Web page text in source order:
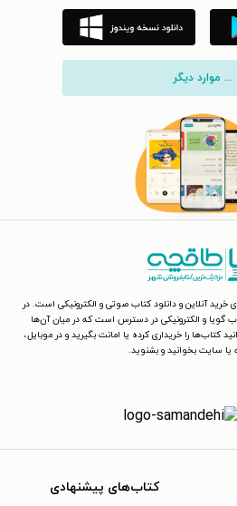
... موارد دیگر
خرید آنلاین و دانلود کتاب صوتی و الکترونیکی است. در
گویا و الکترونیکی در دسترس است که در میان آن‌ها
کتاب‌ها را خریداری کرده یا امانت بگیرید و در موبایل،
یا سایت بخوانید و بشنوید.
کتاب‌های پیشنهادی